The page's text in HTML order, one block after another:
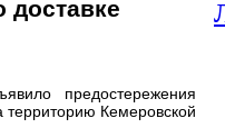
доставке
предостережения
территорию Кемеровской